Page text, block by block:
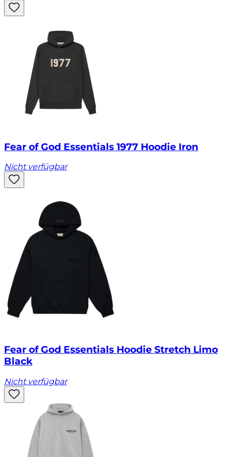
Fear of God Essentials 1977 Hoodie Iron
Nicht verfügbar
Fear of God Essentials Hoodie Stretch Limo
Black
Nicht verfügbar